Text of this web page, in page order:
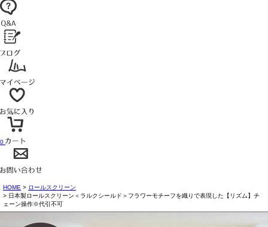
0
HOME
ロールスクリーン
日本製ロールスクリーン＜ラルクシールド＞フラワーモチーフを織りで表現した【リズム】チ
ェーン操作※代引不可